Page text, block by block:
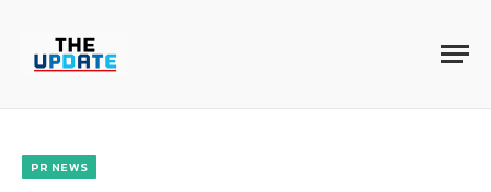
PR NEWS